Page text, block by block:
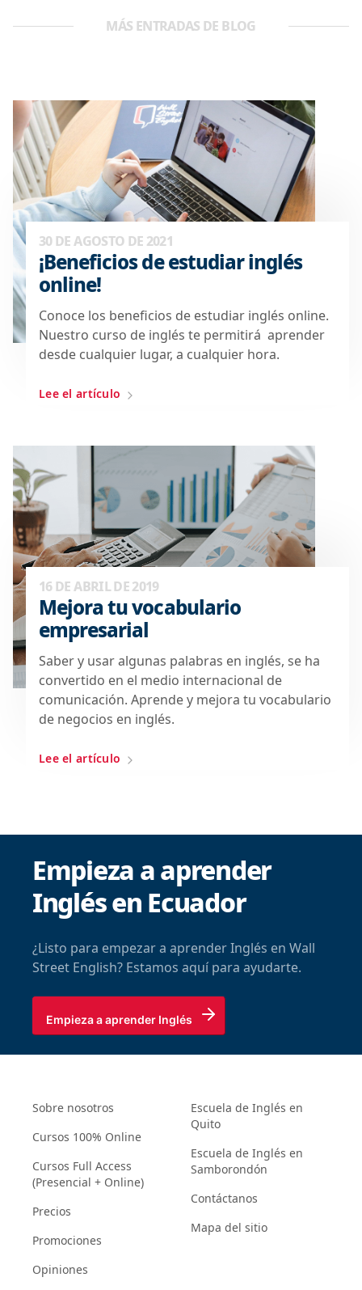
MÁS ENTRADAS DE BLOG
30 DE AGOSTO DE 2021
¡Beneficios de estudiar inglés
online!
Conoce los beneficios de estudiar inglés online.
Nuestro curso de inglés te permitirá aprender
desde cualquier lugar, a cualquier hora.
Lee el artículo
16 DE ABRIL DE 2019
Mejora tu vocabulario
empresarial
Saber y usar algunas palabras en inglés, se ha
convertido en el medio internacional de
comunicación. Aprende y mejora tu vocabulario
de negocios en inglés.
Lee el artículo
Empieza a aprender
Inglés en Ecuador
¿Listo para empezar a aprender Inglés en Wall
Street English? Estamos aquí para ayudarte.
Empieza a aprender Inglés
Sobre nosotros
Cursos 100% Online
Cursos Full Access
(Presencial + Online)
Precios
Promociones
Opiniones
Escuela de Inglés en
Quito
Escuela de Inglés en
Samborondón
Contáctanos
Mapa del sitio